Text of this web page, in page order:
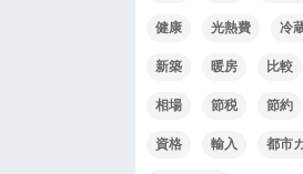
健康 光熱費 冷
新築 暖房 比較
相場 節税 節約
資格 輸入 都市